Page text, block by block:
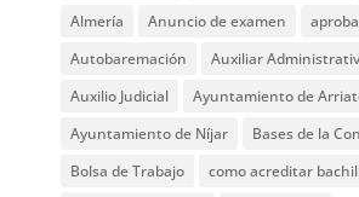
Almería
Anuncio de examen
Autobaremación
Auxiliar
Auxilio Judicial
Ayuntamiento de
Ayuntamiento de Níjar
Bases de la
Bolsa de Trabajo
como acreditar